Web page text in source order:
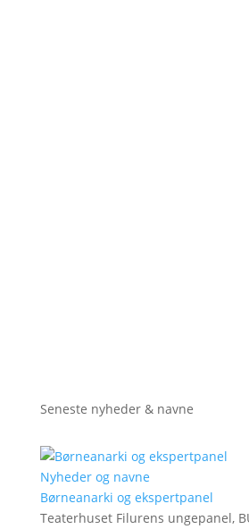
Seneste nyheder & navne
Nyheder og navne
Børneanarki og ekspertpanel
Teaterhuset Filurens ungepanel,